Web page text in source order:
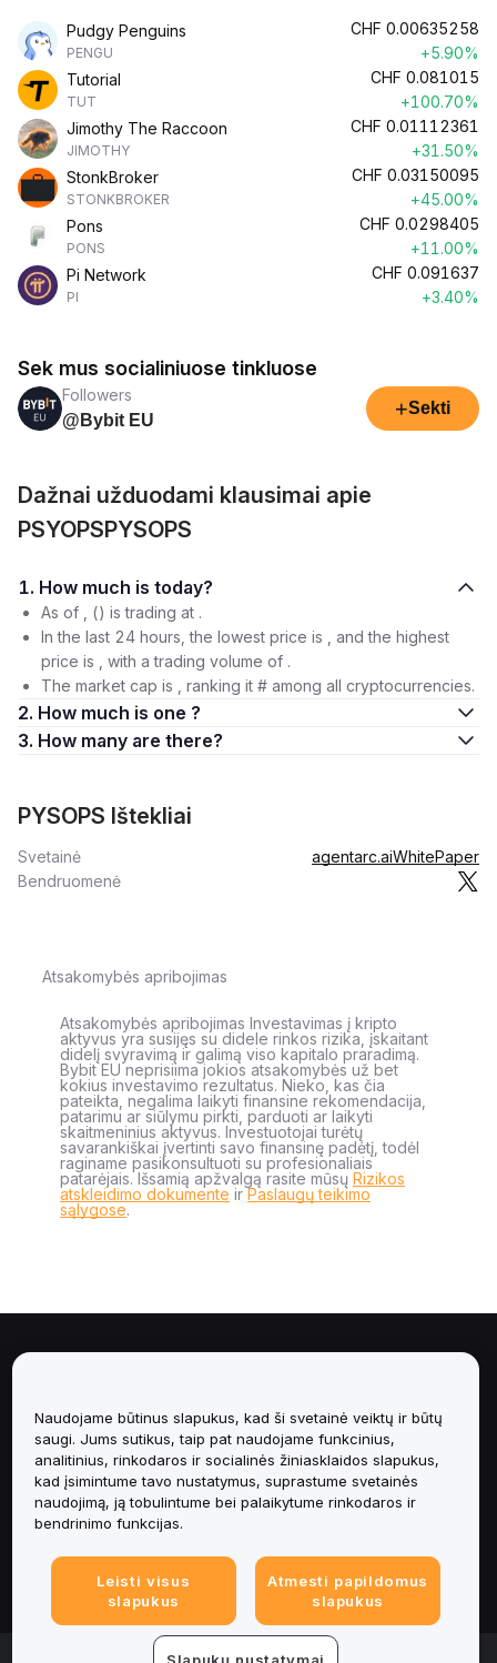
Pudgy Penguins
PENGU
CHF 0.00635258
+5.90%
Tutorial
TUT
CHF 0.081015
+100.70%
Jimothy The Raccoon
JIMOTHY
CHF 0.01112361
+31.50%
StonkBroker
STONKBROKER
CHF 0.03150095
+45.00%
Pons
PONS
CHF 0.0298405
+11.00%
Pi Network
PI
CHF 0.091637
+3.40%
Sek mus socialiniuose tinkluose
Followers
@Bybit EU
+Sekti
Dažnai užduodami klausimai apie
PSYOPSPYSOPS
1. How much is today?
As of , () is trading at .
In the last 24 hours, the lowest price is , and the highest
price is , with a trading volume of .
The market cap is , ranking it # among all cryptocurrencies.
2. How much is one ?
3. How many are there?
PYSOPS Ištekliai
Svetainė agentarc.aiWhitePaper
Bendruomenė
Atsakomybės apribojimas
Atsakomybės apribojimas Investavimas į kripto
aktyvus yra susijęs su didele rinkos rizika, įskaitant
didelį svyravimą ir galimą viso kapitalo praradimą.
Bybit EU neprisiima jokios atsakomybės už bet
kokius investavimo rezultatus. Nieko, kas čia
pateikta, negalima laikyti finansine rekomendacija,
patarimu ar siūlymu pirkti, parduoti ar laikyti
skaitmeninius aktyvus. Investuotojai turėtų
savarankiškai įvertinti savo finansinę padėtį, todėl
raginame pasikonsultuoti su profesionaliais
patarėjais. Išsamią apžvalgą rasite mūsų Rizikos
atskleidimo dokumente irPaslaugų teikimo
sąlygose.
Paslaugos
Pagalba
Produktai
Teisinė informacija
© 2025-2026 Bybit.eu. Visos teisės saugomos.
Naudojame būtinus slapukus, kad ši svetainė veiktų ir būtų
saugi. Jums sutikus, taip pat naudojame funkcinius,
analitinius, rinkodaros ir socialinės žiniasklaidos slapukus,
kad įsimintume tavo nustatymus, suprastume svetainės
naudojimą, ją tobulintume bei palaikytume rinkodaros ir
bendrinimo funkcijas.
Leisti visus
slapukus
Atmesti papildomus
slapukus
Slapukų nustatymai